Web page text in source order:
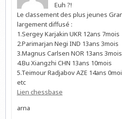
Euh ?!
Le classement des plus jeunes
largement diffusé :
1.Sergey Karjakin UKR 12ans 7mois
2.Parimarjan Negi IND 13ans 3mois
3.Magnus Carlsen NOR 13ans 3mois
4.Bu Xiangzhi CHN 13ans 10mois
5.Teimour Radjabov AZE 14ans
etc
Lien chessbase
arna